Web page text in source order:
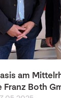
am
Franz Both